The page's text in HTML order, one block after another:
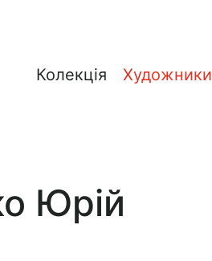
Колекція Художники
Юрій